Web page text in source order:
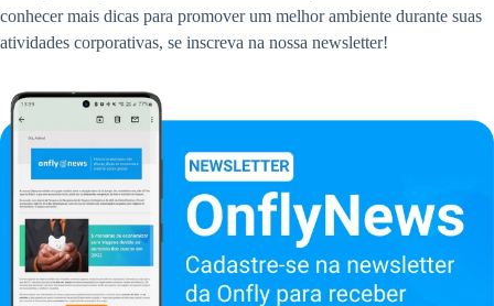
conhecer mais dicas para promover um melhor ambiente durante suas
atividades corporativas, se inscreva na nossa newsletter!